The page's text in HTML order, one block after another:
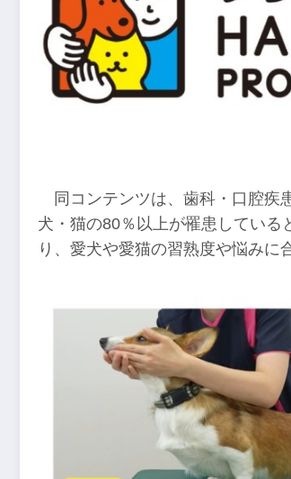
同コンテンツは、歯科・口腔疾
犬・猫の80％以上が罹患してい
り、愛犬や愛猫の習熟度や悩みに